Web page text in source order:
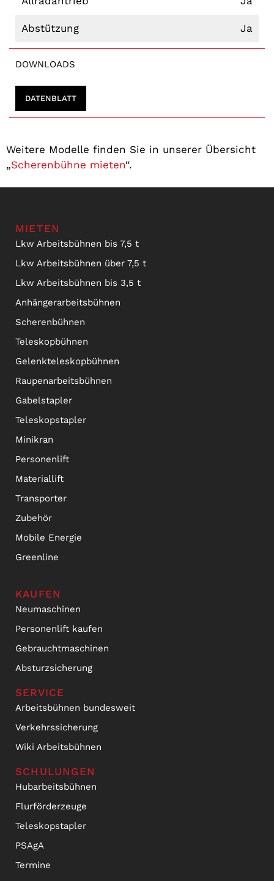
Abstützung Ja
DOWNLOADS
DATENBLATT
Weitere Modelle finden Sie in unserer Übersicht
„Scherenbühne mieten“.
MIETEN
Lkw Arbeitsbühnen bis 7,5 t
Lkw Arbeitsbühnen über 7,5 t
Lkw Arbeitsbühnen bis 3,5 t
Anhängerarbeitsbühnen
Scherenbühnen
Teleskopbühnen
Gelenkteleskopbühnen
Raupenarbeitsbühnen
Gabelstapler
Teleskopstapler
Minikran
Personenlift
Materiallift
Transporter
Zubehör
Mobile Energie
Greenline
KAUFEN
Neumaschinen
Personenlift kaufen
Gebrauchtmaschinen
Absturzsicherung
SERVICE
Arbeitsbühnen bundesweit
Verkehrssicherung
Wiki Arbeitsbühnen
SCHULUNGEN
Hubarbeitsbühnen
Flurförderzeuge
Teleskopstapler
PSAgA
Termine